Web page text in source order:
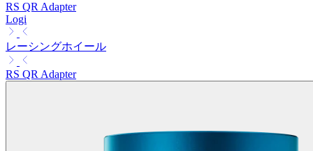
RS QR Adapter
Logi
レーシングホイール
RS QR Adapter